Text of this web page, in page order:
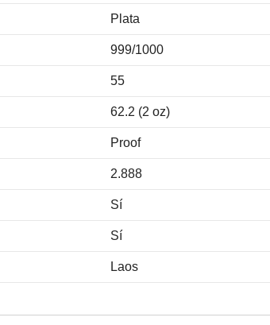
Plata
999/1000
55
62.2 (2 oz)
Proof
2.888
Sí
Sí
Laos